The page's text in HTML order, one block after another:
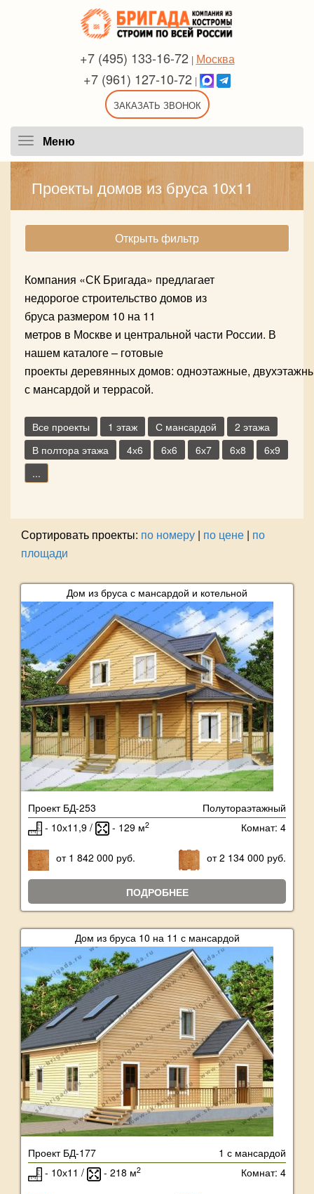
+7 (495) 133-16-72 | Москва
+7 (961) 127-10-72 |
ЗАКАЗАТЬ ЗВОНОК
Меню
Проекты домов из бруса 10х11
Открыть фильтр
Компания «СК Бригада» предлагает
недорогое строительство домов из
бруса размером 10 на 11
метров в Москве и центральной части России. В
нашем каталоге – готовые
проекты деревянных домов: одноэтажные,
с мансардой и террасой.
Все проекты 1 этаж С мансардой
2 этажа
В полтора этажа
4х6 6х6 6х7 6х8
6х9
...
Сортировать проекты: по номеру | по цене | по
площади
Дом из бруса с мансардой и котельной
Проект БД-253
Полутораэтажный
- 10х11,9 /
- 129 м2 Комнат: 4
от 1 842 000 руб. от 2 134 000 руб.
ПОДРОБНЕЕ
Дом из бруса 10 на 11 с мансардой
Проект БД-177
1 с мансардой
- 10х11 /
- 218 м2 Комнат: 4